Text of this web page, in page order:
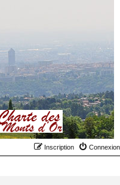
Connexion
Inscription